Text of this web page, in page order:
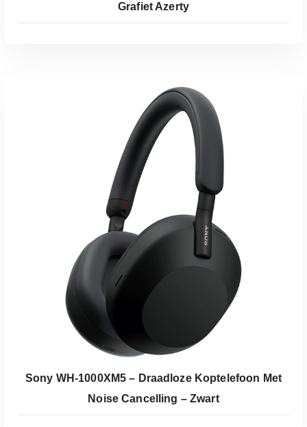
Koop Bij Coolblue
Grafiet Azerty
Sony WH-1000XM5 – Draadloze Koptelefoon Met
Noise Cancelling – Zwart